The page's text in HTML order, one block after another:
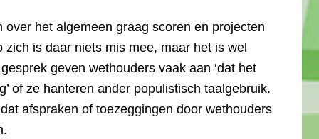
over het algemeen graag scoren en projecten
is daar niets mis mee, maar het is wel
geven wethouders vaak aan ‘dat het
of ze hanteren ander populistisch taalgebruik.
afspraken of toezeggingen door wethouders